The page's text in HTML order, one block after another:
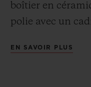
boîtier en
polie avec un
King Gold 18K.
EN SAVOIR PLUS